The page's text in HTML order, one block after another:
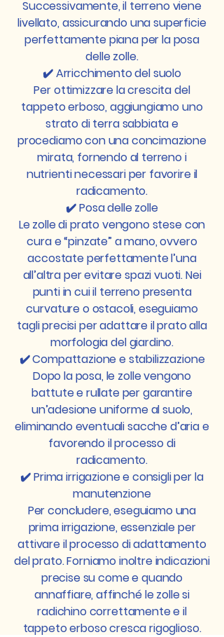
Successivamente, il terreno viene
livellato, assicurando una superficie
perfettamente piana per la posa
delle zolle.
✔️ Arricchimento del suolo
Per ottimizzare la crescita del
tappeto erboso, aggiungiamo uno
strato di terra sabbiata e
procediamo con una concimazione
mirata, fornendo al terreno i
nutrienti necessari per favorire il
radicamento.
✔️ Posa delle zolle
Le zolle di prato vengono stese con
cura e “pinzate” a mano, ovvero
accostate perfettamente l’una
all’altra per evitare spazi vuoti. Nei
punti in cui il terreno presenta
curvature o ostacoli, eseguiamo
tagli precisi per adattare il prato alla
morfologia del giardino.
✔️ Compattazione e stabilizzazione
Dopo la posa, le zolle vengono
battute e rullate per garantire
un’adesione uniforme al suolo,
eliminando eventuali sacche d’aria e
favorendo il processo di
radicamento.
✔️ Prima irrigazione e consigli per la
manutenzione
Per concludere, eseguiamo una
prima irrigazione, essenziale per
attivare il processo di adattamento
del prato. Forniamo inoltre indicazioni
precise su come e quando
annaffiare, affinché le zolle si
radichino correttamente e il
tappeto erboso cresca rigoglioso.